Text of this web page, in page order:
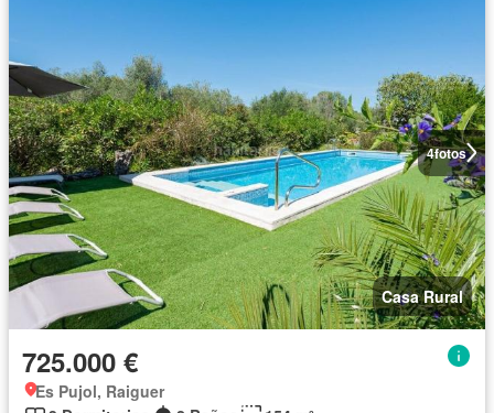
4fotos
Casa Rural
725.000 €
Es Pujol, Raiguer